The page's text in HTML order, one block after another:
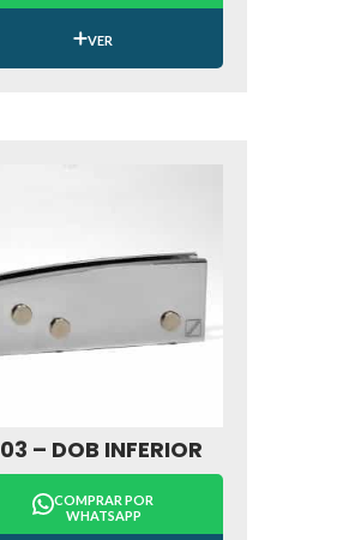
VER
– DOB INFERIOR
COMPRAR POR
WHATSAPP